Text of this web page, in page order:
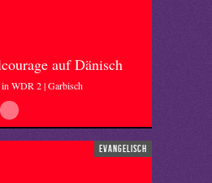
auf Dänisch
WDR 2 | Garbisch
evangelisch